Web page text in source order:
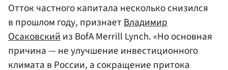
Отток частного капитала несколько снизился
в прошлом году, признаетВладимир
Осаковскийиз BofA Merrill Lynch. «Но основная
причина — не улучшение инвестиционного
климата в России, а сокращение притока